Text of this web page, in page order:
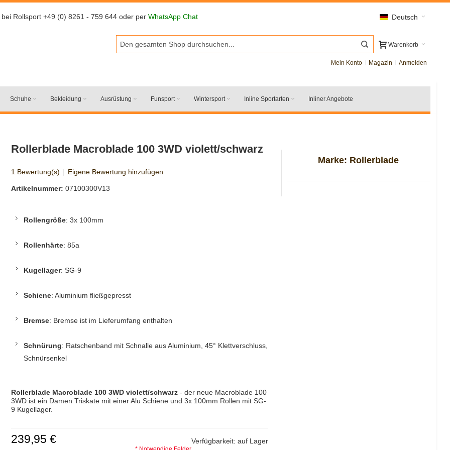
Rollsport +49 (0) 8261 - 759 644 oder per WhatsApp Chat Deutsch
Warenkorb
Mein Konto Magazin Anmelden
Schuhe Bekleidung Ausrüstung Funsport Wintersport Inline Sportarten Inliner Angebote
Rollerblade Macroblade 100 3WD violett/schwarz
1 Bewertung(s) Eigene Bewertung hinzufügen
Artikelnummer: 07100300V13
Rollengröße: 3x 100mm
Rollenhärte: 85a
Kugellager: SG-9
Schiene: Aluminium fließgepresst
Bremse: Bremse ist im Lieferumfang enthalten
Schnürung: Ratschenband mit Schnalle aus Aluminium, 45° Klettverschluss,
Schnürsenkel
Rollerblade Macroblade 100 3WD violett/schwarz- der neue Macroblade 100
3WD ist ein Damen Triskate mit einer Alu Schiene und 3x 100mm Rollen mit SG-
9 Kugellager.
Verfügbarkeit: auf Lager
239,95 €
Marke: Rollerblade